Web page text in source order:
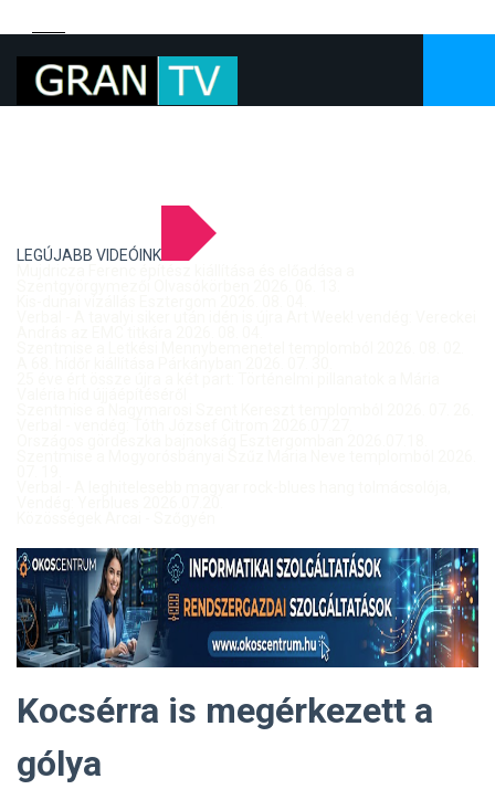
LEGÚJABB VIDEÓINK
Kocsérra is megérkezett a
gólya